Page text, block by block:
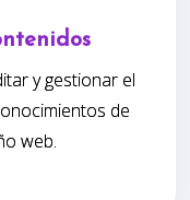
y gestionar el
de
web.